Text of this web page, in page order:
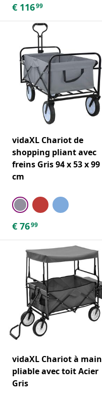
€ 11699
vidaXL Chariot de
shopping pliant avec
freins Gris 94 x 53 x 99
cm
€ 7699
vidaXL Chariot à main
pliable avec toit Acier
Gris